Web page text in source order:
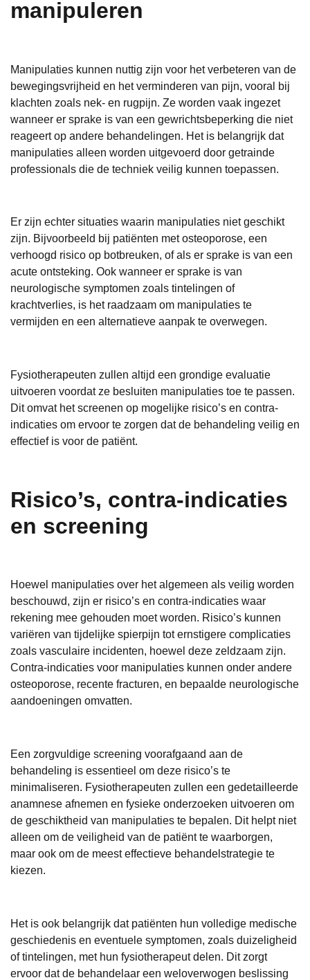
manipuleren
Manipulaties kunnen nuttig zijn voor het verbeteren van de
bewegingsvrijheid en het verminderen van pijn, vooral bij
klachten zoals nek- en rugpijn. Ze worden vaak ingezet
wanneer er sprake is van een gewrichtsbeperking die niet
reageert op andere behandelingen. Het is belangrijk dat
manipulaties alleen worden uitgevoerd door getrainde
professionals die de techniek veilig kunnen toepassen.
Er zijn echter situaties waarin manipulaties niet geschikt
zijn. Bijvoorbeeld bij patiënten met osteoporose, een
verhoogd risico op botbreuken, of als er sprake is van een
acute ontsteking. Ook wanneer er sprake is van
neurologische symptomen zoals tintelingen of
krachtverlies, is het raadzaam om manipulaties te
vermijden en een alternatieve aanpak te overwegen.
Fysiotherapeuten zullen altijd een grondige evaluatie
uitvoeren voordat ze besluiten manipulaties toe te passen.
Dit omvat het screenen op mogelijke risico’s en contra-
indicaties om ervoor te zorgen dat de behandeling veilig en
effectief is voor de patiënt.
Risico’s, contra-indicaties
en screening
Hoewel manipulaties over het algemeen als veilig worden
beschouwd, zijn er risico’s en contra-indicaties waar
rekening mee gehouden moet worden. Risico’s kunnen
variëren van tijdelijke spierpijn tot ernstigere complicaties
zoals vasculaire incidenten, hoewel deze zeldzaam zijn.
Contra-indicaties voor manipulaties kunnen onder andere
osteoporose, recente fracturen, en bepaalde neurologische
aandoeningen omvatten.
Een zorgvuldige screening voorafgaand aan de
behandeling is essentieel om deze risico’s te
minimaliseren. Fysiotherapeuten zullen een gedetailleerde
anamnese afnemen en fysieke onderzoeken uitvoeren om
de geschiktheid van manipulaties te bepalen. Dit helpt niet
alleen om de veiligheid van de patiënt te waarborgen,
maar ook om de meest effectieve behandelstrategie te
kiezen.
Het is ook belangrijk dat patiënten hun volledige medische
geschiedenis en eventuele symptomen, zoals duizeligheid
of tintelingen, met hun fysiotherapeut delen. Dit zorgt
ervoor dat de behandelaar een weloverwogen beslissing